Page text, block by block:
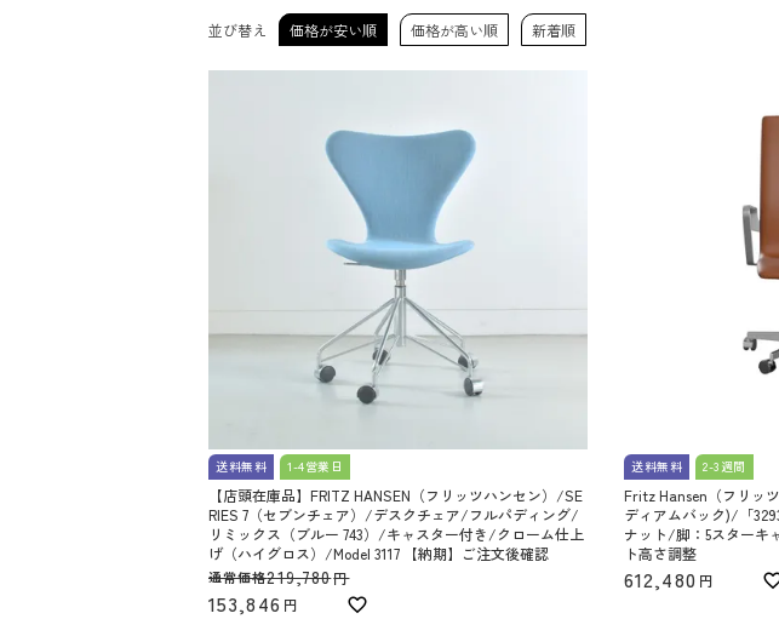
並び替え 価格が安い順 価格が高い順 新着順
送料無料 1-4営業日
【店頭在庫品】FRITZ HANSEN（フリッツハンセン）/SE
RIES 7（セブンチェア）/デスクチェア/フルパディング/
リミックス（ブルー 743）/キャスター付き/クローム仕上
げ（ハイグロス）/Model 3117 【納期】ご注文後確認
通常価格219,780
153,846
送料無料 2-3週間
Fritz Hansen（フリッ
ディアムバック)/「
ナット/脚：5スターキ
ト高さ調整
612,480